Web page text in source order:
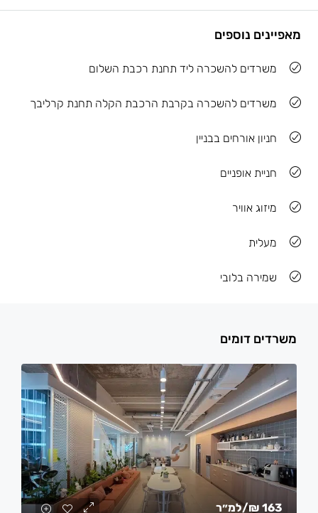
מאפיינים נוספים
משרדים להשכרה ליד תחנת רכבת השלום
משרדים להשכרה בקרבת הרכבת הקלה תחנת קרליבך
חניון אורחים בבניין
חניית אופניים
מיזוג אוויר
מעלית
שמירה בלובי
משרדים דומים
163 ₪ /למ״ר